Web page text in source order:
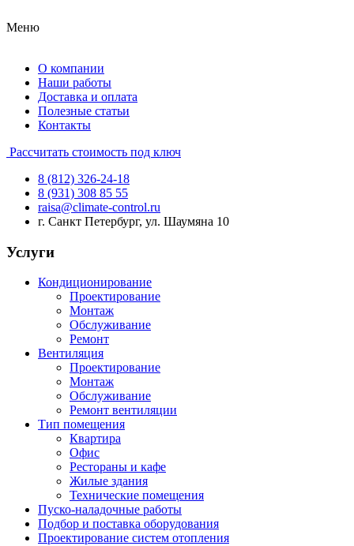
Меню
О компании
Наши работы
Доставка и оплата
Полезные статьи
Контакты
Рассчитать стоимость под ключ
8 (812) 326-24-18
8 (931) 308 85 55
raisa@climate-control.ru
г. Санкт Петербург, ул. Шаумяна 10
Услуги
Кондиционирование
Проектирование
Монтаж
Обслуживание
Ремонт
Вентиляция
Проектирование
Монтаж
Обслуживание
Ремонт вентиляции
Тип помещения
Квартира
Офис
Рестораны и кафе
Жилые здания
Технические помещения
Пуско-наладочные работы
Подбор и поставка оборудования
Проектирование систем отопления